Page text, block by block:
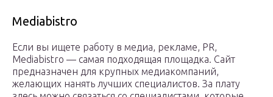
Mediabistro
Если вы ищете работу в медиа, рекламе, PR,
Mediabistro — самая подходящая площадка. Сайт
предназначен для крупных медиакомпаний,
желающих нанять лучших специалистов. За плату